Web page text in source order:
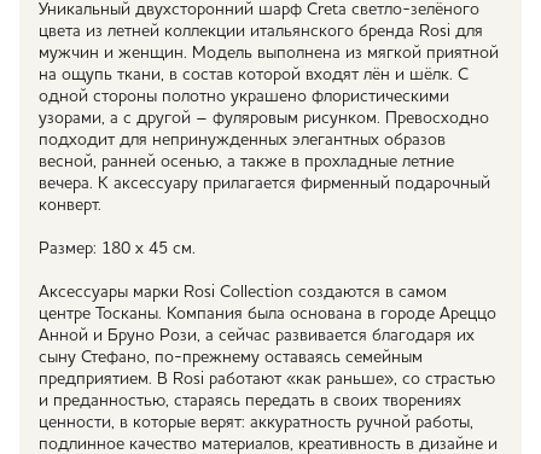
Уникальный двухсторонний шарф Creta светло-зелёного
цвета из летней коллекции итальянского бренда Rosi для
мужчин и женщин. Модель выполнена из мягкой приятной
на ощупь ткани, в состав которой входят лён и шёлк. С
одной стороны полотно украшено флористическими
узорами, а с другой – фуляровым рисунком. Превосходно
подходит для непринужденных элегантных образов
весной, ранней осенью, а также в прохладные летние
вечера. К аксессуару прилагается фирменный подарочный
конверт.
Размер: 180 х 45 см.
Аксессуары марки Rosi Collection создаются в самом
центре Тосканы. Компания была основана в городе Ареццо
Анной и Бруно Рози, а сейчас развивается благодаря их
сыну Стефано, по-прежнему оставаясь семейным
предприятием. В Rosi работают «как раньше», со страстью
и преданностью, стараясь передать в своих творениях
ценности, в которые верят: аккуратность ручной работы,
подлинное качество материалов, креативность в дизайне и